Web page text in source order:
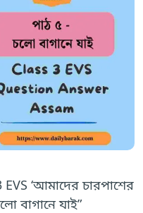
‘আমাদের চারপাশের
বাগানে যাই”